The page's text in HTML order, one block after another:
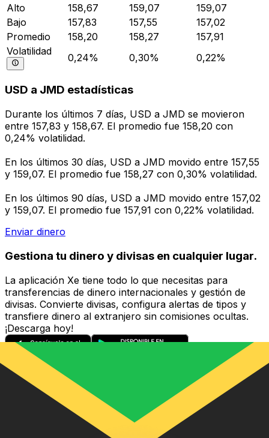
Alto
158,67 159,07
159,07
Bajo
157,83 157,55
157,02
Promedio
158,20 158,27
157,91
Volatilidad
0,24% 0,30% 0,22%
USD a JMD estadísticas
Durante los últimos 7 días, USD a JMD se movieron
entre 157,83 y 158,67. El promedio fue 158,20 con
0,24% volatilidad.
En los últimos 30 días, USD a JMD movido entre 157,55
y 159,07. El promedio fue 158,27 con 0,30% volatilidad.
En los últimos 90 días, USD a JMD movido entre 157,02
y 159,07. El promedio fue 157,91 con 0,22% volatilidad.
Enviar dinero
Gestiona tu dinero y divisas en cualquier lugar.
La aplicación Xe tiene todo lo que necesitas para
transferencias de dinero internacionales y gestión de
divisas. Convierte divisas, configura alertas de tipos y
transfiere dinero al extranjero sin comisiones ocultas.
¡Descarga hoy!